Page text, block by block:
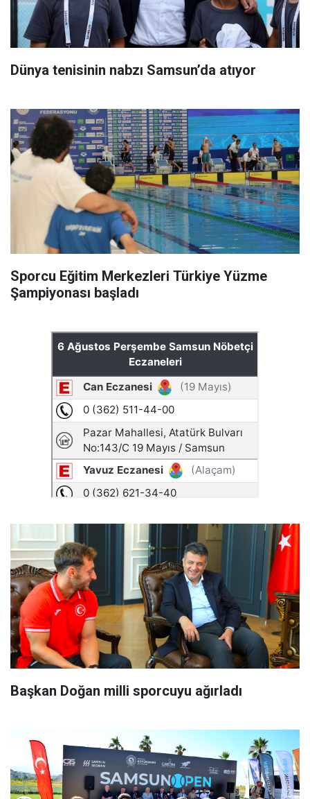
Dünya tenisinin nabzı Samsun’da atıyor
Sporcu Eğitim Merkezleri Türkiye Yüzme
Şampiyonası başladı
Başkan Doğan milli sporcuyu ağırladı